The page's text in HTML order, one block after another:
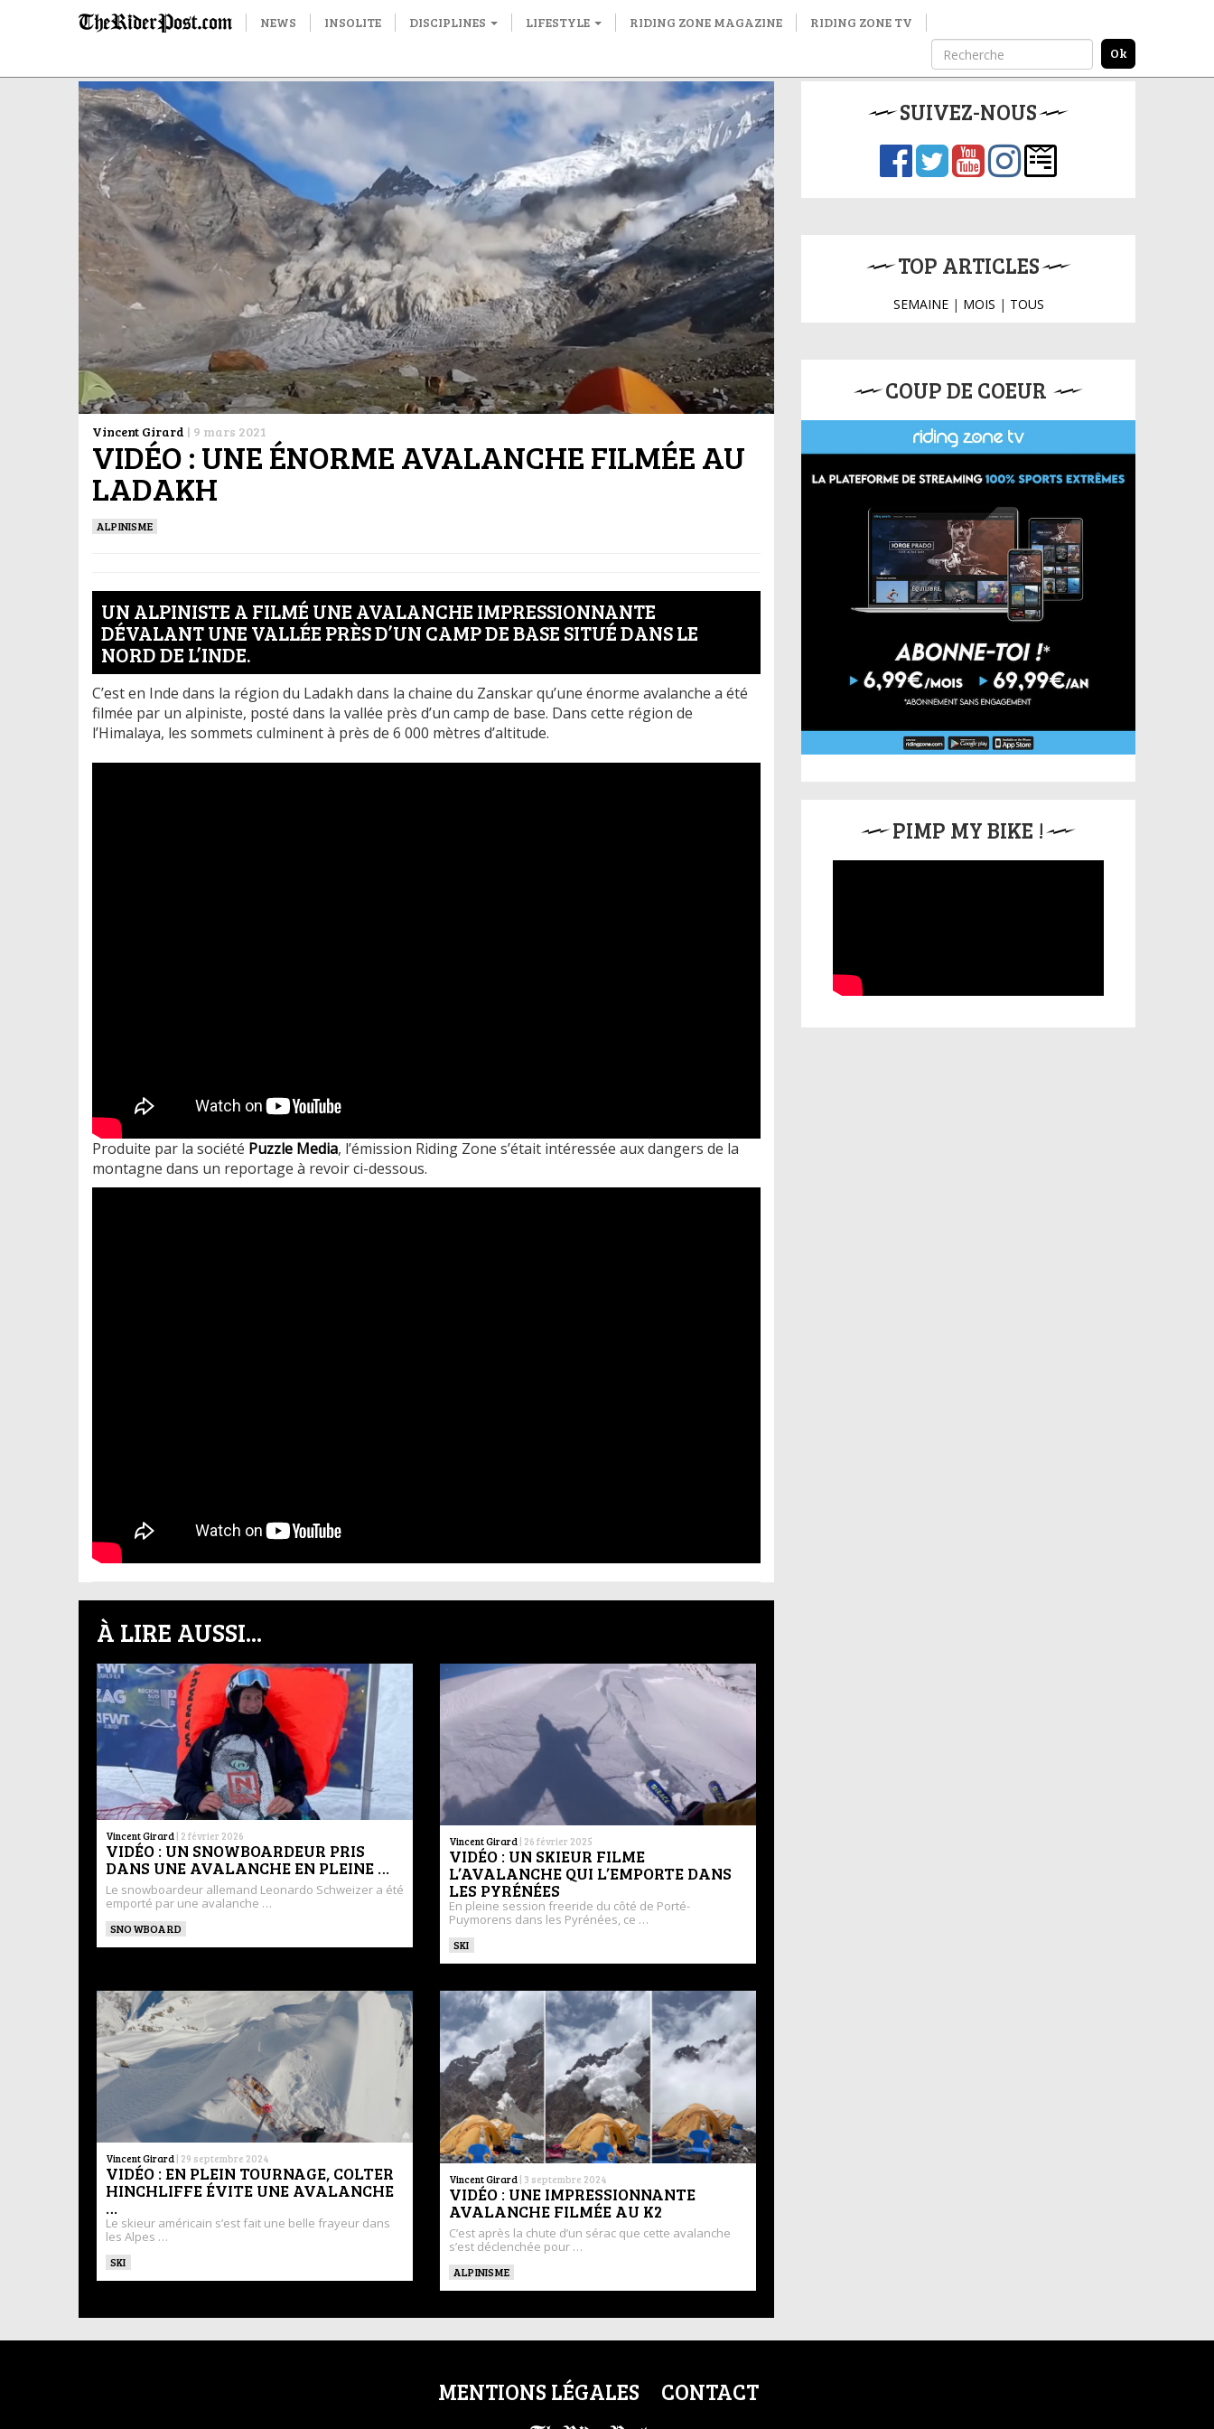
NEWS INSOLITE DISCIPLINES LIFESTYLE RIDING ZONE MAGAZINE RIDING ZONE TV
Vincent Girard | 9 mars 2021
VIDÉO : UNE ÉNORME AVALANCHE FILMÉE AU
LADAKH
ALPINISME
UN ALPINISTE A FILMÉ UNE AVALANCHE IMPRESSIONNANTE
DÉVALANT UNE VALLÉE PRÈS D’UN CAMP DE BASE SITUÉ DANS LE
NORD DE L’INDE.
C’est en Inde dans la région du Ladakh dans la chaine du Zanskar qu’une énorme avalanche a été
filmée par un alpiniste, posté dans la vallée près d’un camp de base. Dans cette région de
l’Himalaya, les sommets culminent à près de 6 000 mètres d’altitude.
Produite par la société Puzzle Media, l’émission Riding Zone s’était intéressée aux dangers de la
montagne dans un reportage à revoir ci-dessous.
À LIRE AUSSI...
Vincent Girard | 2 février 2026
VIDÉO : UN SNOWBOARDEUR PRIS
DANS UNE AVALANCHE EN PLEINE …
Le snowboardeur allemand Leonardo Schweizer a été
emporté par une avalanche …
SNOWBOARD
Vincent Girard | 26 février 2025
VIDÉO : UN SKIEUR FILME
L’AVALANCHE QUI L’EMPORTE DANS
LES PYRÉNÉES
En pleine session freeride du côté de Porté-
Puymorens dans les Pyrénées, ce …
SKI
Vincent Girard | 29 septembre 2024
VIDÉO : EN PLEIN TOURNAGE, COLTER
HINCHLIFFE ÉVITE UNE AVALANCHE
…
Le skieur américain s’est fait une belle frayeur dans
les Alpes …
SKI
Vincent Girard | 3 septembre 2024
VIDÉO : UNE IMPRESSIONNANTE
AVALANCHE FILMÉE AU K2
C’est après la chute d’un sérac que cette avalanche
s’est déclenchée pour …
ALPINISME
SUIVEZ-NOUS
TOP ARTICLES
SEMAINE| MOIS | TOUS
COUP DE COEUR
PIMP MY BIKE !
MENTIONS LÉGALES CONTACT